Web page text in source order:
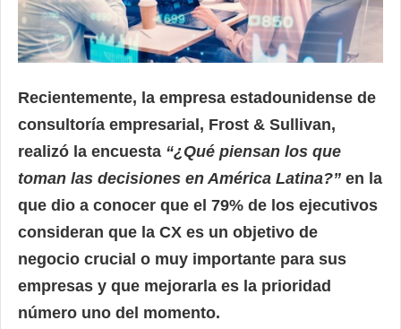
Recientemente, la empresa estadounidense de
consultoría empresarial, Frost & Sullivan,
realizó la encuesta “¿Qué piensan los que
toman las decisiones en América Latina?” en la
que dio a conocer que el 79% de los ejecutivos
consideran que la CX es un objetivo de
negocio crucial o muy importante para sus
empresas y que mejorarla es la prioridad
número uno del momento.